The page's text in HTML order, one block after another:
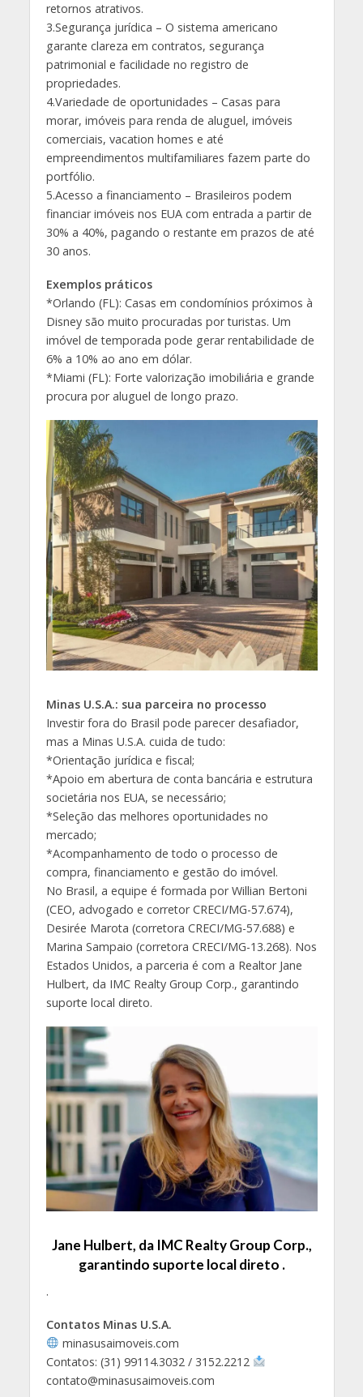
retornos atrativos.
3.Segurança jurídica – O sistema americano
garante clareza em contratos, segurança
patrimonial e facilidade no registro de
propriedades.
4.Variedade de oportunidades – Casas para
morar, imóveis para renda de aluguel, imóveis
comerciais, vacation homes e até
empreendimentos multifamiliares fazem parte do
portfólio.
5.Acesso a financiamento – Brasileiros podem
financiar imóveis nos EUA com entrada a partir de
30% a 40%, pagando o restante em prazos de até
30 anos.
Exemplos práticos
*Orlando (FL): Casas em condomínios próximos à
Disney são muito procuradas por turistas. Um
imóvel de temporada pode gerar rentabilidade de
6% a 10% ao ano em dólar.
*Miami (FL): Forte valorização imobiliária e grande
procura por aluguel de longo prazo.
Minas U.S.A.: sua parceira no processo
Investir fora do Brasil pode parecer desafiador,
mas a Minas U.S.A. cuida de tudo:
*Orientação jurídica e fiscal;
*Apoio em abertura de conta bancária e estrutura
societária nos EUA, se necessário;
*Seleção das melhores oportunidades no
mercado;
*Acompanhamento de todo o processo de
compra, financiamento e gestão do imóvel.
No Brasil, a equipe é formada por Willian Bertoni
(CEO, advogado e corretor CRECI/MG-57.674),
Desirée Marota (corretora CRECI/MG-57.688) e
Marina Sampaio (corretora CRECI/MG-13.268). Nos
Estados Unidos, a parceria é com a Realtor Jane
Hulbert, da IMC Realty Group Corp., garantindo
suporte local direto.
Jane Hulbert, da IMC Realty Group Corp.,
garantindo suporte local direto .
.
Contatos Minas U.S.A.
minasusaimoveis.com
Contatos: (31) 99114.3032 / 3152.2212
contato@minasusaimoveis.com